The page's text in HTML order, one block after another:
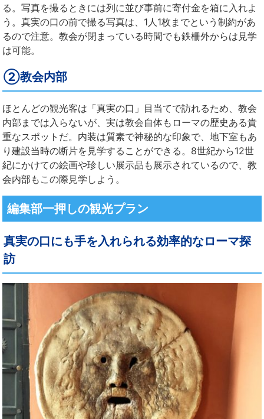
る。写真を撮るときには列に並び事前に寄付金を箱に入れよ
う。真実の口の前で撮る写真は、1人1枚までという制約があ
るので注意。教会が閉まっている時間でも鉄柵外からは見学
は可能。
②教会内部
ほとんどの観光客は「真実の口」目当てで訪れるため、教会
内部までは入らないが、実は教会自体もローマの歴史ある貴
重なスポットだ。内装は質素で神秘的な印象で、地下室もあ
り建設当時の断片を見学することができる。8世紀から12世
紀にかけての絵画や珍しい展示品も展示されているので、教
会内部もこの際見学しよう。
編集部一押しの観光プラン
真実の口にも手を入れられる効率的なローマ探
訪